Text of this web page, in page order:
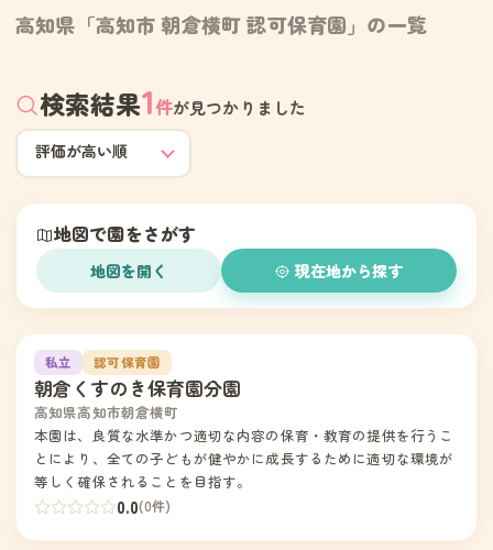
高知県「高知市 朝倉横町 認可保育園」の一覧
検索結果1件が見つかりました
地図で園をさがす
地図を開く 現在地から探す
1私立 認可保育園
朝倉くすのき保育園分園
高知県高知市朝倉横町
本園は、良質な水準かつ適切な内容の保育・教育の提供を行うこ
とにより、全ての子どもが健やかに成長するために適切な環境が
等しく確保されることを目指す。
0.0(0件)